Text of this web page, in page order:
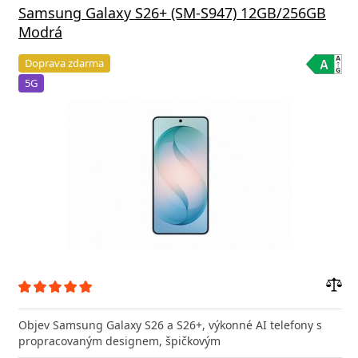
Samsung Galaxy S26+ (SM-S947) 12GB/256GB
Modrá
Doprava zdarma
5G
Objev Samsung Galaxy S26 a S26+, výkonné AI telefony s
propracovaným designem, špičkovým